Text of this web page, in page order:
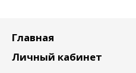
Главная
Личный кабинет